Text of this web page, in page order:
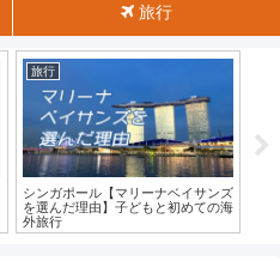
旅行
旅行
シンガポール【マリーナベイサンズ
を選んだ理由】子どもと初めての海
外旅行